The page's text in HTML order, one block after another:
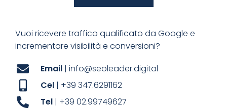
Vuoi ricevere traffico qualificato da Google e
incrementare visibilità e conversioni?
Email | info@seoleader.digital
Cel | +39 347.6291162
Tel | +39 02.99749627